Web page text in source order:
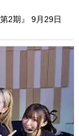
2期』 9月29日